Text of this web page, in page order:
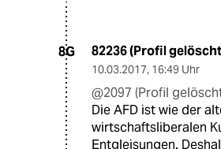
8G 82236 (Profil
10.03.2017, 16:49 Uhr
@2097 (Profil
Die AFD ist wie der
wirtschaftsliberalen
Entgleisungen.